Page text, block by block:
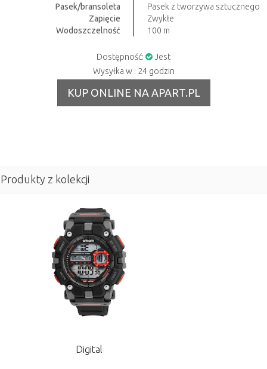
Pasek/bransoleta
Pasek z tworzywa sztucznego
Zapięcie
Zwykłe
Wodoszczelność
100 m
Dostępność:
Jest
Wysyłka w : 24 godzin
KUP ONLINE NA APART.PL
Produkty z kolekcji
Digital